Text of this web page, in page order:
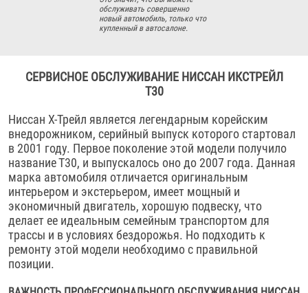
обслуживать совершенно
новый автомобиль, только что
купленный в автосалоне.
СЕРВИСНОЕ ОБСЛУЖИВАНИЕ НИССАН ИКСТРЕЙЛ
T30
Ниссан Х-Трейл является легендарным корейским
внедорожником, серийный выпуск которого стартовал
в 2001 году. Первое поколение этой модели получило
название Т30, и выпускалось оно до 2007 года. Данная
марка автомобиля отличается оригинальным
интерьером и экстерьером, имеет мощный и
экономичный двигатель, хорошую подвеску, что
делает ее идеальным семейным транспортом для
трассы и в условиях бездорожья. Но подходить к
ремонту этой модели необходимо с правильной
позиции.